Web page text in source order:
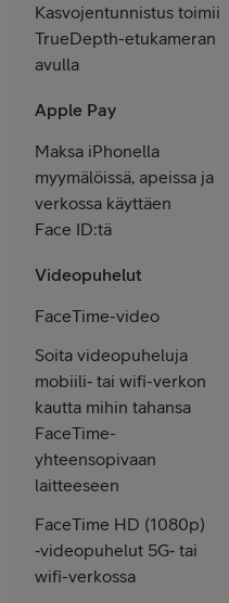
Kasvojentunnistus toimii
TrueDepth-etukameran
avulla
Apple Pay
Maksa iPhonella
myymälöissä, apeissa ja
verkossa käyttäen
Face ID:tä
Videopuhelut
FaceTime-video
Soita video­puheluja
mobiili‑ tai wifi­-verkon
kautta mihin tahansa
FaceTime-
yhteen­sopivaan
laitteeseen
FaceTime HD (1080p)
‑video­puhelut 5G‑ tai
wifi-verkossa